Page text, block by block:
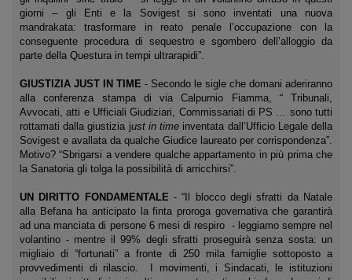
giorni – gli Enti e la Sovigest si sono inventati una nuova
mandrakata: trasformare in reato penale l’occupazione con la
conseguente procedura di sequestro e sgombero dell’alloggio da
parte della Questura in tempi ultrarapidi”.
GIUSTIZIA JUST IN TIME - Secondo le sigle che domani aderiranno
alla conferenza stampa di via Calpurnio Fiamma, “ Tribunali,
Avvocati, atti e Ufficiali Giudiziari, Commissariati di PS … sono tutti
rottamati dalla giustizia just in time inventata dall’Ufficio Legale della
Sovigest e avallata da qualche Giudice laureato per corrispondenza”.
Motivo? “Sbrigarsi a vendere qualche appartamento in più prima che
la Sanatoria gli tolga la possibilità di arricchirsi”.
UN DIRITTO FONDAMENTALE - “Il blocco degli sfratti da Natale
alla Befana ha anticipato la finta proroga governativa che garantirà
ad una manciata di persone 6 mesi di respiro - leggiamo sempre nel
volantino - mentre il 99% degli sfratti proseguirà senza sosta: un
migliaio di “fortunati” a fronte di 250 mila famiglie sottoposto a
provvedimenti di rilascio. I movimenti, i Sindacati, le istituzioni